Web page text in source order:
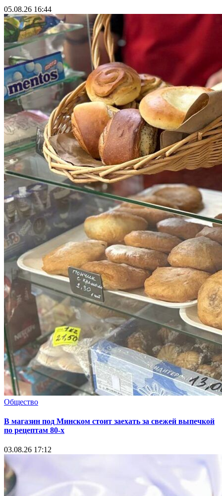
05.08.26 16:44
Общество
В магазин под Минском стоит заехать за свежей выпечкой
по рецептам 80-х
03.08.26 17:12